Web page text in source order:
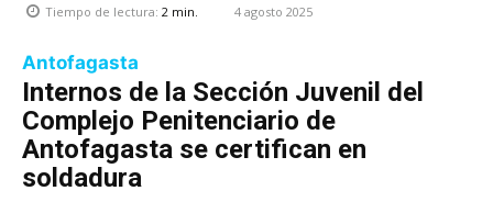
Tiempo de lectura: 2 min. 4 agosto 2025
Antofagasta
Internos de la Sección Juvenil del
Complejo Penitenciario de
Antofagasta se certifican en
soldadura